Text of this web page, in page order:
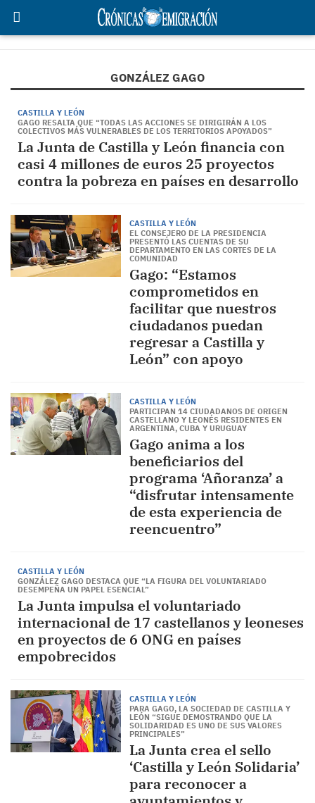
GONZÁLEZ GAGO
CASTILLA Y LEÓN
GAGO RESALTA QUE “TODAS LAS ACCIONES SE DIRIGIRÁN A LOS
COLECTIVOS MÁS VULNERABLES DE LOS TERRITORIOS APOYADOS”
La Junta de Castilla y León financia con
casi 4 millones de euros 25 proyectos
contra la pobreza en países en desarrollo
CASTILLA Y LEÓN
EL CONSEJERO DE LA PRESIDENCIA
PRESENTÓ LAS CUENTAS DE SU
DEPARTAMENTO EN LAS CORTES DE LA
COMUNIDAD
Gago: “Estamos
comprometidos en
facilitar que nuestros
ciudadanos puedan
regresar a Castilla y
León” con apoyo
CASTILLA Y LEÓN
PARTICIPAN 14 CIUDADANOS DE ORIGEN
CASTELLANO Y LEONÉS RESIDENTES EN
ARGENTINA, CUBA Y URUGUAY
Gago anima a los
beneficiarios del
programa ‘Añoranza’ a
“disfrutar intensamente
de esta experiencia de
reencuentro”
CASTILLA Y LEÓN
GONZÁLEZ GAGO DESTACA QUE “LA FIGURA DEL VOLUNTARIADO
DESEMPEÑA UN PAPEL ESENCIAL”
La Junta impulsa el voluntariado
internacional de 17 castellanos y leoneses
en proyectos de 6 ONG en países
empobrecidos
CASTILLA Y LEÓN
PARA GAGO, LA SOCIEDAD DE CASTILLA Y
LEÓN “SIGUE DEMOSTRANDO QUE LA
SOLIDARIDAD ES UNO DE SUS VALORES
PRINCIPALES”
La Junta crea el sello
‘Castilla y León Solidaria’
para reconocer a